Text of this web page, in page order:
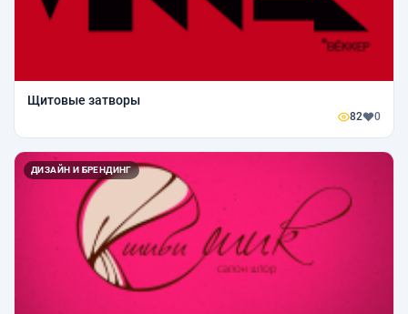
Щитовые затворы
82 0
ДИЗАЙН И БРЕНДИНГ